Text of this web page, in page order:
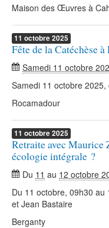
Maison des Œuvres à
11 octobre2025
Fête de la Catéchèse
Samedi 11 octobre
Samedi 11 octobre 2025,
Rocamadour
11 octobre2025
Retraite avec Maurice
écologie intégrale ?
Du 11 au 12 octobre
Du 11 octobre, 09h30
et Jean Bastaire
Berganty